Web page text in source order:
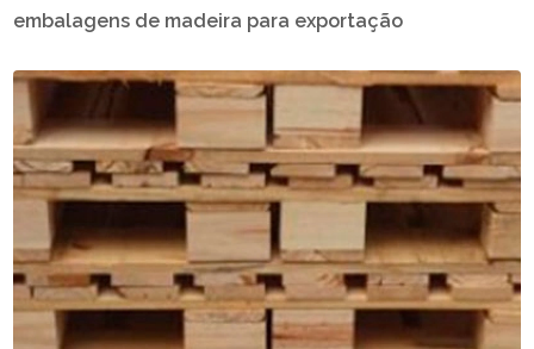
embalagens de madeira para exportação